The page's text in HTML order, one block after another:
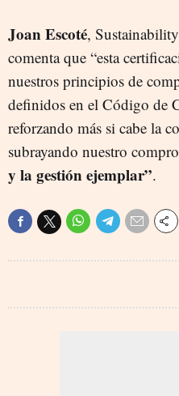
Joan Escoté,
comenta que “esta
nuestros principios de
definidos en el Código de
reforzando más si cabe la
subrayando nuestro
y la gestión ejemplar”.